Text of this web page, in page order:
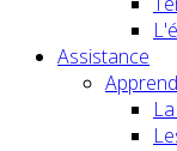
Assistance